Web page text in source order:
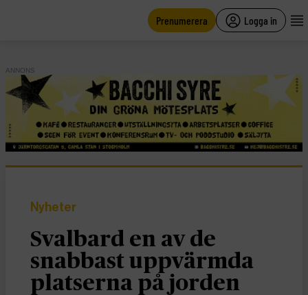
Prenumerera Logga in
ANNONS
Nyheter
Svalbard en av de
snabbast uppvärmda
platserna på jorden